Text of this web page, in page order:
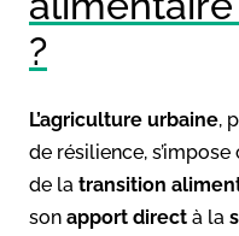
?
L’agriculture urbaine,
de résilience,
de la transition
son apport direct à la